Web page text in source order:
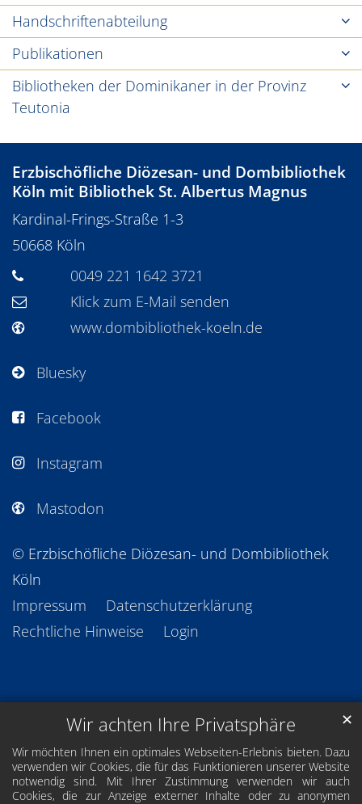
Wir achten Ihre Privatsphäre
Wir möchten Ihnen ein optimales Webseiten-Erlebnis bieten. Dazu
verwenden wir Cookies, die für das Funktionieren unserer Website
notwendig sind. Mit Ihrer Zustimmung verwenden wir auch
Cookies, die zur Anzeige externer Inhalte oder zu anonymen
✕
Handschriftenabteilung
Publikationen
Bibliotheken der Dominikaner in der Provinz
Teutonia
Erzbischöfliche Diözesan- und Dombibliothek
Köln mit Bibliothek St. Albertus Magnus
Kardinal-Frings-Straße 1-3
50668 Köln
0049 221 1642 3721
Klick zum E-Mail senden
www.dombibliothek-koeln.de
Bluesky
Facebook
Instagram
Mastodon
© Erzbischöfliche Diözesan- und Dombibliothek
Köln
Impressum
Datenschutzerklärung
Rechtliche Hinweise
Login